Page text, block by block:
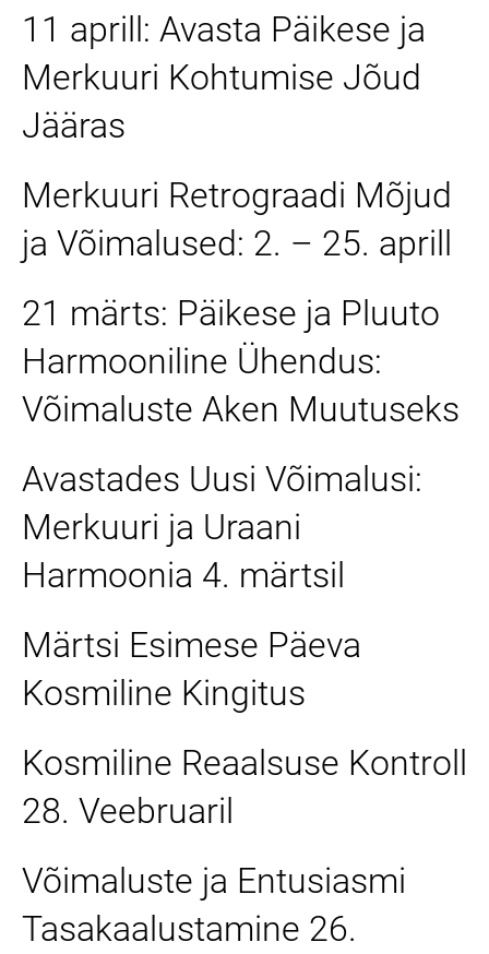
11 aprill: Avasta Päikese ja
Merkuuri Kohtumise Jõud
Jääras
Merkuuri Retrograadi Mõjud
ja Võimalused: 2. – 25. aprill
21 märts: Päikese ja Pluuto
Harmooniline Ühendus:
Võimaluste Aken Muutuseks
Avastades Uusi Võimalusi:
Merkuuri ja Uraani
Harmoonia 4. märtsil
Märtsi Esimese Päeva
Kosmiline Kingitus
Kosmiline Reaalsuse Kontroll
28. Veebruaril
Võimaluste ja Entusiasmi
Tasakaalustamine 26.